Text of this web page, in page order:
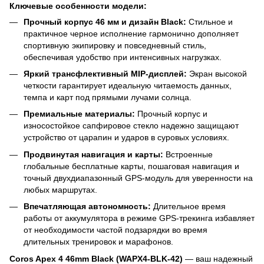
Ключевые особенности модели:
Прочный корпус 46 мм и дизайн Black: Стильное и
практичное черное исполнение гармонично дополняет
спортивную экипировку и повседневный стиль,
обеспечивая удобство при интенсивных нагрузках.
Яркий трансфлективный MIP-дисплей: Экран высокой
четкости гарантирует идеальную читаемость данных,
темпа и карт под прямыми лучами солнца.
Премиальные материалы: Прочный корпус и
износостойкое сапфировое стекло надежно защищают
устройство от царапин и ударов в суровых условиях.
Продвинутая навигация и карты: Встроенные
глобальные бесплатные карты, пошаговая навигация и
точный двухдиапазонный GPS-модуль для уверенности на
любых маршрутах.
Впечатляющая автономность: Длительное время
работы от аккумулятора в режиме GPS-трекинга избавляет
от необходимости частой подзарядки во время
длительных тренировок и марафонов.
Coros Apex 4 46mm Black (WAPX4-BLK-42) — ваш надежный